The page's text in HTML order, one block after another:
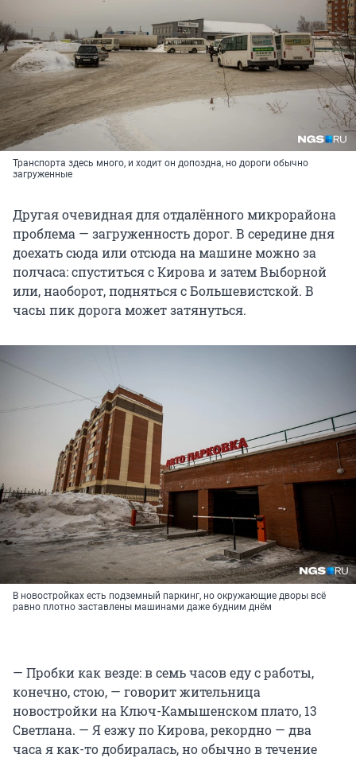
Транспорта здесь много, и ходит он допоздна, но дороги обычно
загруженные
Другая очевидная для отдалённого микрорайона
проблема — загруженность дорог. В середине дня
доехать сюда или отсюда на машине можно за
полчаса: спуститься с Кирова и затем Выборной
или, наоборот, подняться с Большевистской. В
часы пик дорога может затянуться.
В новостройках есть подземный паркинг, но окружающие дворы всё
равно плотно заставлены машинами даже будним днём
— Пробки как везде: в семь часов еду с работы,
конечно, стою, — говорит жительница
новостройки на Ключ-Камышенском плато, 13
Светлана. — Я езжу по Кирова, рекордно — два
часа я как-то добиралась, но обычно в течение